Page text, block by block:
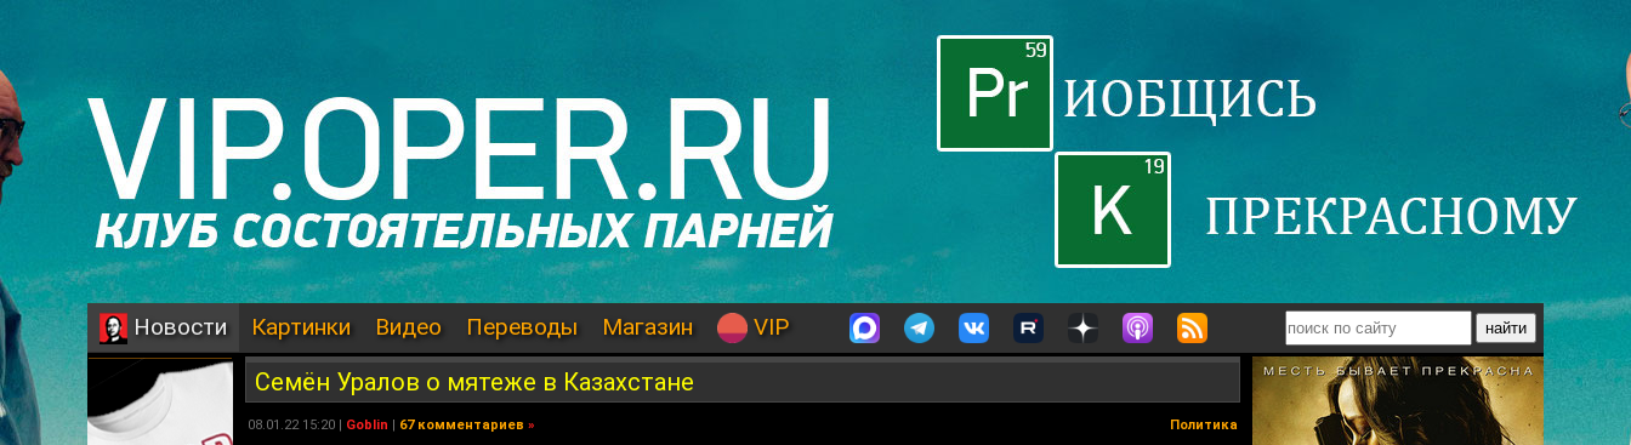
Новости Картинки Видео Переводы Магазин VIP
Семён Уралов о мятеже в Казахстане
08.01.22 15:20 | Goblin | 67 комментариев » Политика